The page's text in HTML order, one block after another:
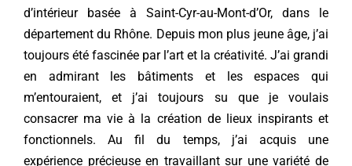
d’intérieur basée à Saint-Cyr-au-Mont-d’Or, dans le
département du Rhône. Depuis mon plus jeune âge, j’ai
toujours été fascinée par l’art et la créativité. J’ai grandi
en admirant les bâtiments et les espaces qui
m’entouraient, et j’ai toujours su que je voulais
consacrer ma vie à la création de lieux inspirants et
fonctionnels. Au fil du temps, j’ai acquis une
expérience précieuse en travaillant sur une variété de